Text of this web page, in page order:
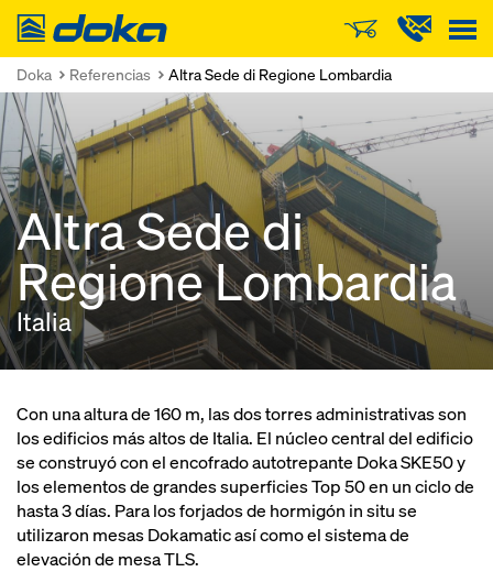
Doka
Doka Referencias Altra Sede di Regione Lombardia
Altra Sede di
Regione Lombardia
Italia
Con una altura de 160 m, las dos torres administrativas son
los edificios más altos de Italia. El núcleo central del edificio
se construyó con el encofrado autotrepante Doka SKE50 y
los elementos de grandes superficies Top 50 en un ciclo de
hasta 3 días. Para los forjados de hormigón in situ se
utilizaron mesas Dokamatic así como el sistema de
elevación de mesa TLS.